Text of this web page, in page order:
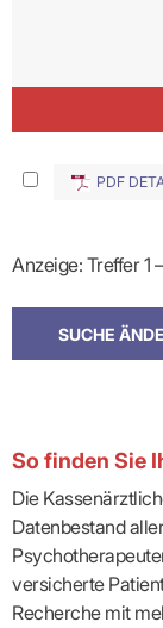
PDF
Anzeige: Treffer 1
So finden Sie
Die
Datenbestand
versicherte
Recherche mit